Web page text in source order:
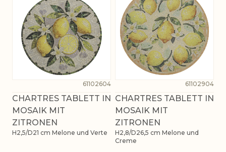
61102604
CHARTRES TABLETT IN
MOSAIK MIT
ZITRONEN
H2,5/D21 cm Melone und Verte
61102904
CHARTRES TABLETT IN
MOSAIK MIT
ZITRONEN
H2,8/D26,5 cm Melone und
Creme